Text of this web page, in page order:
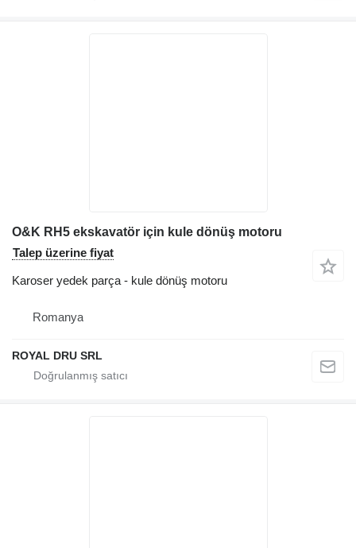
O&K RH5 ekskavatör için kule dönüş motoru
Talep üzerine fiyat
Karoser yedek parça - kule dönüş motoru
Romanya
ROYAL DRU SRL